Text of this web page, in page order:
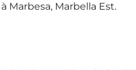
Marbesa, Marbella Est.